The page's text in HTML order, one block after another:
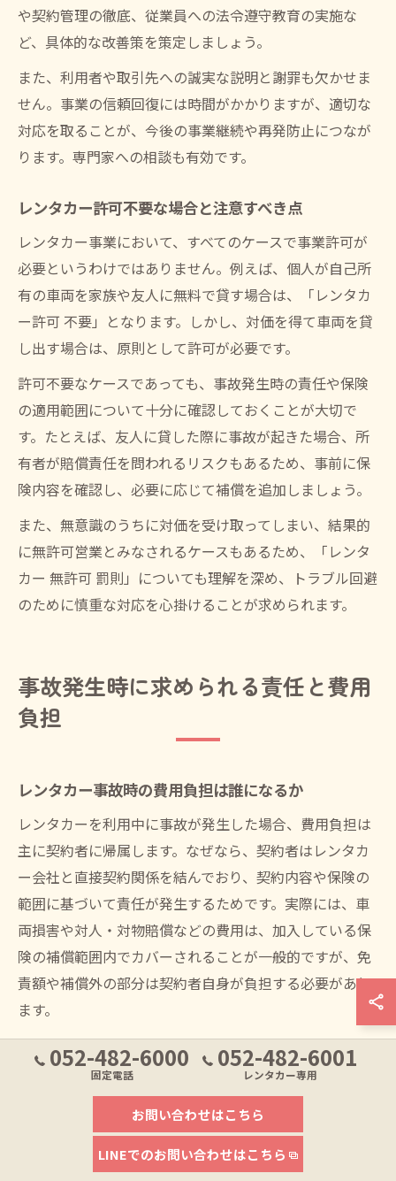
や契約管理の徹底、従業員への法令遵守教育の実施な
ど、具体的な改善策を策定しましょう。
また、利用者や取引先への誠実な説明と謝罪も欠かせま
せん。事業の信頼回復には時間がかかりますが、適切な
対応を取ることが、今後の事業継続や再発防止につなが
ります。専門家への相談も有効です。
レンタカー許可不要な場合と注意すべき点
レンタカー事業において、すべてのケースで事業許可が
必要というわけではありません。例えば、個人が自己所
有の車両を家族や友人に無料で貸す場合は、「レンタカ
ー許可 不要」となります。しかし、対価を得て車両を貸
し出す場合は、原則として許可が必要です。
許可不要なケースであっても、事故発生時の責任や保険
の適用範囲について十分に確認しておくことが大切で
す。たとえば、友人に貸した際に事故が起きた場合、所
有者が賠償責任を問われるリスクもあるため、事前に保
険内容を確認し、必要に応じて補償を追加しましょう。
また、無意識のうちに対価を受け取ってしまい、結果的
に無許可営業とみなされるケースもあるため、「レンタ
カー 無許可 罰則」についても理解を深め、トラブル回避
のために慎重な対応を心掛けることが求められます。
事故発生時に求められる責任と費用
負担
レンタカー事故時の費用負担は誰になるか
レンタカーを利用中に事故が発生した場合、費用負担は
主に契約者に帰属します。なぜなら、契約者はレンタカ
ー会社と直接契約関係を結んでおり、契約内容や保険の
範囲に基づいて責任が発生するためです。実際には、車
両損害や対人・対物賠償などの費用は、加入している保
険の補償範囲内でカバーされることが一般的ですが、免
責額や補償外の部分は契約者自身が負担する必要があり
ます。
また、契約者以外の第三者が運転していた場合でも、契
約書で運転者として認められていれば保険が適用されま
すが、無断運転や契約違反があった場合は保険が適用さ
れず、全額自己負担となるリスクがあるため注意が必要
です。費用負担のトラブルを避けるためには、契約時に
052-482-6000
固定電話
052-482-6001
レンタカー専用
お問い合わせはこちら
LINEでのお問い合わせはこちら